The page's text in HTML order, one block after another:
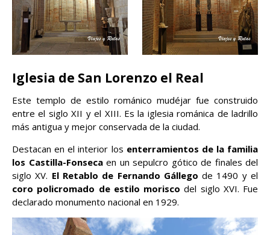
Iglesia de San Lorenzo el Real
Este templo de estilo románico mudéjar fue construido
entre el siglo XII y el XIII. Es la iglesia románica de ladrillo
más antigua y mejor conservada de la ciudad.
Destacan en el interior los enterramientos de la familia
los Castilla-Fonsecaen un sepulcro gótico de finales del
siglo XV. El Retablo de Fernando Gállego de 1490 y el
coro policromado de estilo morisco del siglo XVI. Fue
declarado monumento nacional en 1929.